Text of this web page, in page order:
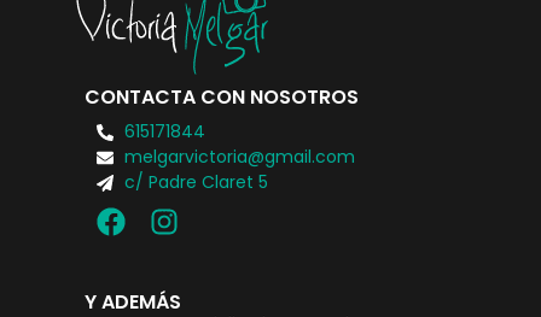
CONTACTA CON NOSOTROS
615171844
melgarvictoria@gmail.com
c/ Padre Claret 5
Y ADEMÁS